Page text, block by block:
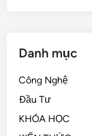
Danh mục
Công Nghệ
Đầu Tư
KHÓA HỌC